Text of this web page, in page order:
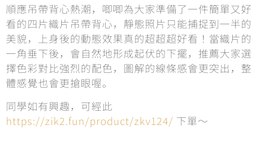
順應吊帶背心熱潮，唧唧為大家準備了一件簡單又好
看的四片織片吊帶背心，靜態照片只能捕捉到一半的
美貌，上身後的動態效果真的超超超好看！當織片的
一角垂下後，會自然地形成起伏的下擺，推薦大家選
擇色彩對比強烈的配色，圖解的線條感會更突出，整
體感覺也會更搶眼喔。
同學如有興趣，可經此
https://zik2.fun/product/zkv124/ 下單～